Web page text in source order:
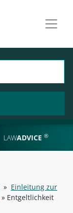
LAWADVICE ®
» Einleitung zur
» Entgeltlichkeit